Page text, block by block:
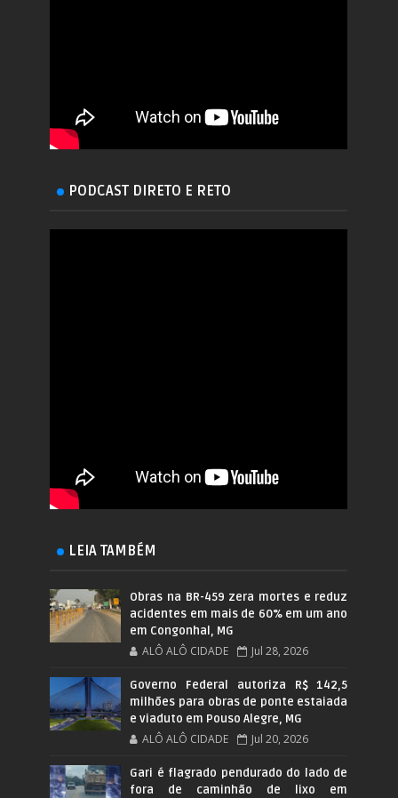
PODCAST DIRETO E RETO
LEIA TAMBÉM
Obras na BR-459 zera mortes e reduz
acidentes em mais de 60% em um ano
em Congonhal, MG
ALÔ ALÔ CIDADE Jul 28, 2026
Governo Federal autoriza R$ 142,5
milhões para obras de ponte estaiada
e viaduto em Pouso Alegre, MG
ALÔ ALÔ CIDADE Jul 20, 2026
Gari é flagrado pendurado do lado de
fora de caminhão de lixo em